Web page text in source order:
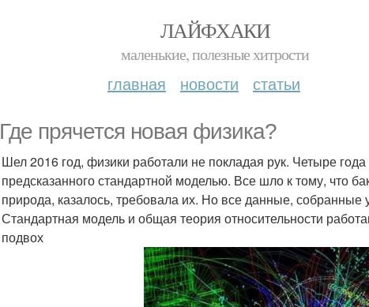
ЛАЙФХАКИ
маленькие, полезные хитрости
главная новости статьи
Где прячется новая физика?
Шел 2016 год, физики работали не покладая рук. Четыре
предсказанного стандартной моделью. Все шло к тому, что
природа, казалось, требовала их. Но все данные,
Стандартная модель и общая теория относительности
подвох